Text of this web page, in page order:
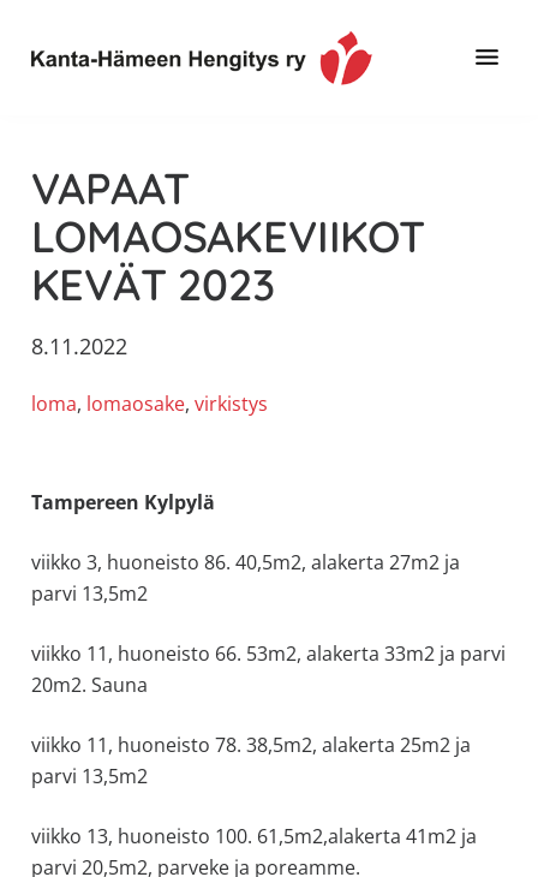
pääsisältöön
ensisijaiseen
alatunnisteeseen
Hämeen
Hengitys
ry
tietoa,
erityisesti
jos
sinua
astma,
muut
sisäilma
allergiat.
K-
Hengitys
ry
VAPAAT
LOMAOSAKEVIIKOT
KEVÄT 2023
8.11.2022
loma, lomaosake, virkistys
Tampereen Kylpylä
viikko 3, huoneisto 86. 40,5m2, alakerta 27m2 ja
parvi 13,5m2
viikko 11, huoneisto 66. 53m2, alakerta 33m2 ja parvi
20m2. Sauna
viikko 11, huoneisto 78. 38,5m2, alakerta 25m2 ja
parvi 13,5m2
viikko 13, huoneisto 100. 61,5m2,alakerta 41m2 ja
parvi 20,5m2, parveke ja poreamme.